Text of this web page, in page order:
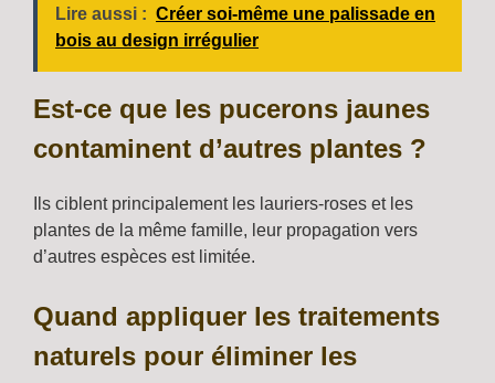
Lire aussi : Créer soi-même une palissade en
bois au design irrégulier
Est-ce que les pucerons jaunes
contaminent d’autres plantes ?
Ils ciblent principalement les lauriers-roses et les
plantes de la même famille, leur propagation vers
d’autres espèces est limitée.
Quand appliquer les traitements
naturels pour éliminer les